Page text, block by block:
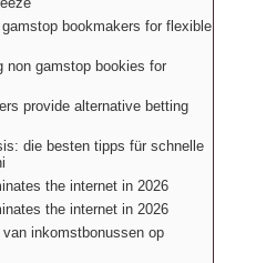
bookmakers for flexible
non gamstop bookies for
provide alternative betting
die besten tipps für schnelle
the internet in 2026
the internet in 2026
inkomstbonussen op